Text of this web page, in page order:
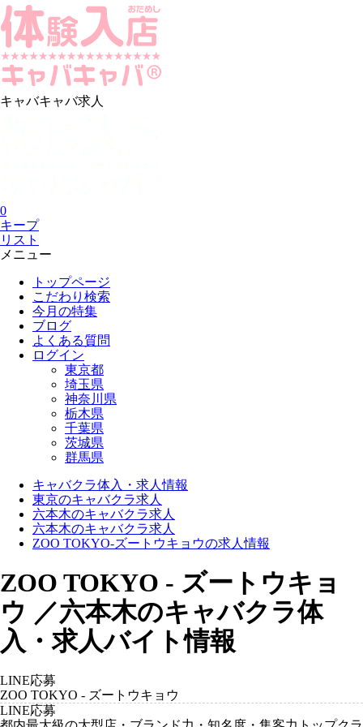
キャバキャバ求人
0
キープ
リスト
メニュー
トップページ
こだわり検索
今月の特集
ブログ
よくある質問
ログイン
東京都
埼玉県
神奈川県
栃木県
千葉県
茨城県
群馬県
キャバクラ体入・求人情報
東京のキャバクラ求人
六本木のキャバクラ求人
六本木のキャバクラ求人
ZOO TOKYO-ズートウキョウの求人情報
ZOO TOKYO - ズートウキョ
ウ ／六本木のキャバクラ体
入・求人バイト情報
LINE応募
ZOO TOKYO - ズートウキョウ
LINE応募